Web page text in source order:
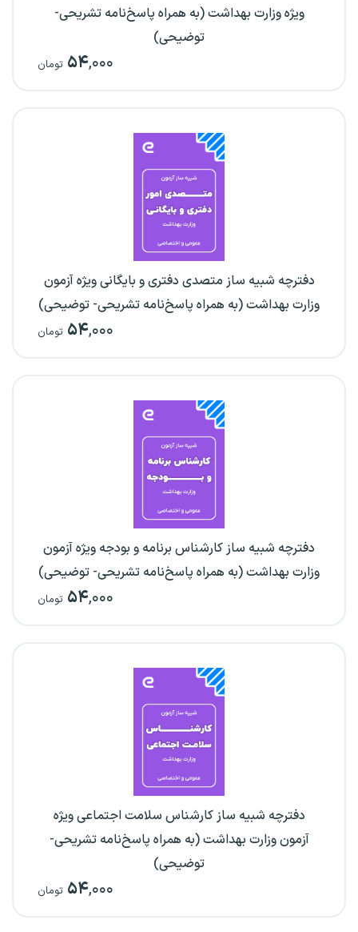
ویژه وزارت بهداشت (به همراه پاسخ‌نامه تشریحی-
توضیحی)
۵۴,۰۰۰ تومان
دفترچه شبیه ساز متصدی دفتری و بایگانی ویژه آزمون
وزارت بهداشت (به همراه پاسخ‌نامه تشریحی- توضیحی)
۵۴,۰۰۰ تومان
دفترچه شبیه ساز کارشناس برنامه و بودجه ویژه آزمون
وزارت بهداشت (به همراه پاسخ‌نامه تشریحی- توضیحی)
۵۴,۰۰۰ تومان
دفترچه شبیه ساز کارشناس سلامت اجتماعی ویژه
آزمون وزارت بهداشت (به همراه پاسخ‌نامه تشریحی-
توضیحی)
۵۴,۰۰۰ تومان